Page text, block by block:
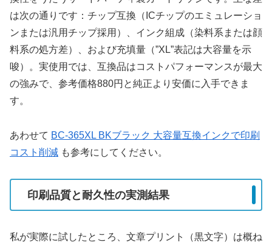
は次の通りです：チップ互換（ICチップのエミュレーショ
ンまたは汎用チップ採用）、インク組成（染料系または顔
料系の処方差）、および充填量（”XL”表記は大容量を示
唆）。実使用では、互換品はコストパフォーマンスが最大
の強みで、参考価格880円と純正より安価に入手できま
す。
あわせて BC-365XL BKブラック 大容量互換インクで印刷
コスト削減 も参考にしてください。
印刷品質と耐久性の実測結果
私が実際に試したところ、文章プリント（黒文字）は概ね